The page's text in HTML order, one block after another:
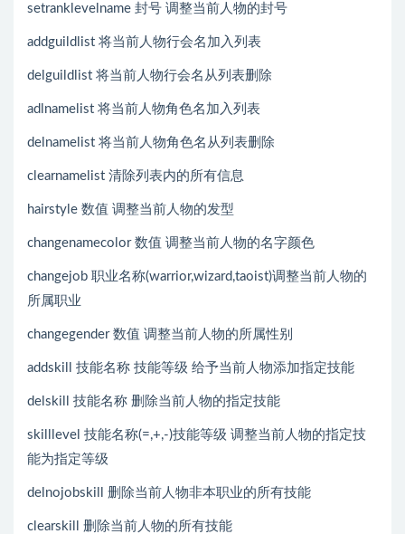
setranklevelname 封号 调整当前人物的封号
addguildlist 将当前人物行会名加入列表
delguildlist 将当前人物行会名从列表删除
adlnamelist 将当前人物角色名加入列表
delnamelist 将当前人物角色名从列表删除
clearnamelist 清除列表内的所有信息
hairstyle 数值 调整当前人物的发型
changenamecolor 数值 调整当前人物的名字颜色
changejob 职业名称(warrior,wizard,taoist)调整当前人物的
所属职业
changegender 数值 调整当前人物的所属性别
addskill 技能名称 技能等级 给予当前人物添加指定技能
delskill 技能名称 删除当前人物的指定技能
skilllevel 技能名称(=,+,-)技能等级 调整当前人物的指定技
能为指定等级
delnojobskill 删除当前人物非本职业的所有技能
clearskill 删除当前人物的所有技能